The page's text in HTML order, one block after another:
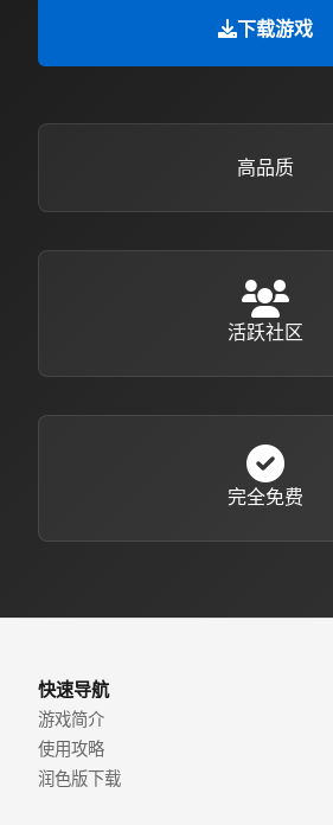
下载游戏
高品质
活跃社区
完全免费
快速导航
游戏简介
使用攻略
润色版下载